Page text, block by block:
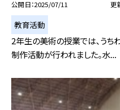
公開日 2025/07/11 更
教育活動
2年生の美術の授業では、うち
制作活動が行われました。水...